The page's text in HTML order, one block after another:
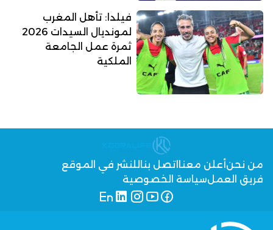
فيلدا: تأهل المغرب
لمونديال السيدات 2026
ثمرة عمل الجامعة
الملكية
من نحنأعلن معنا اتصل بنا للنشر في الموقع
فريق العملسياسة الخصوصية